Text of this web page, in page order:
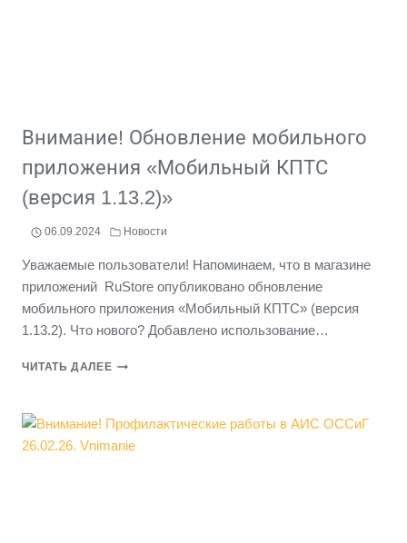
Внимание! Обновление мобильного
приложения «Мобильный КПТС
(версия 1.13.2)»
06.09.2024 Новости
Уважаемые пользователи! Напоминаем, что в магазине
приложений RuStore опубликовано обновление
мобильного приложения «Мобильный КПТС» (версия
1.13.2). Что нового? Добавлено использование…
ЧИТАТЬ ДАЛЕЕ ВНИМАНИЕ!
«МОБИЛЬНЫЙ
КПТС